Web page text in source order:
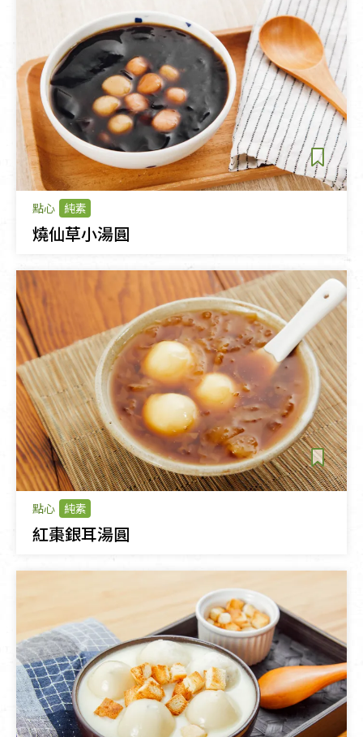
點心 純素
燒仙草小湯圓
點心 純素
紅棗銀耳湯圓